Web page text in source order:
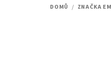
DOMŮ / ZNAČKA